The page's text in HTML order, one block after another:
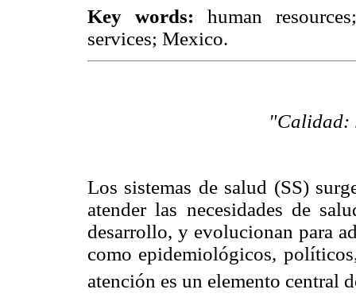
Key words: human
services; Mexico.
"Calidad:
Los sistemas de salud (SS)
atender las necesidades de
desarrollo, y evolucionan para
como epidemiológicos,
atención es un elemento central